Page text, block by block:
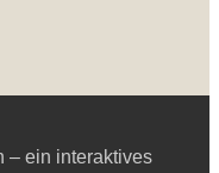
– ein interaktives